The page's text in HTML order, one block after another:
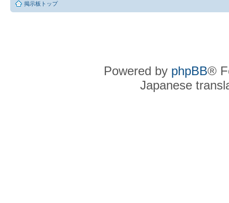
掲示板トップ
Powered by phpBB®
Japanese